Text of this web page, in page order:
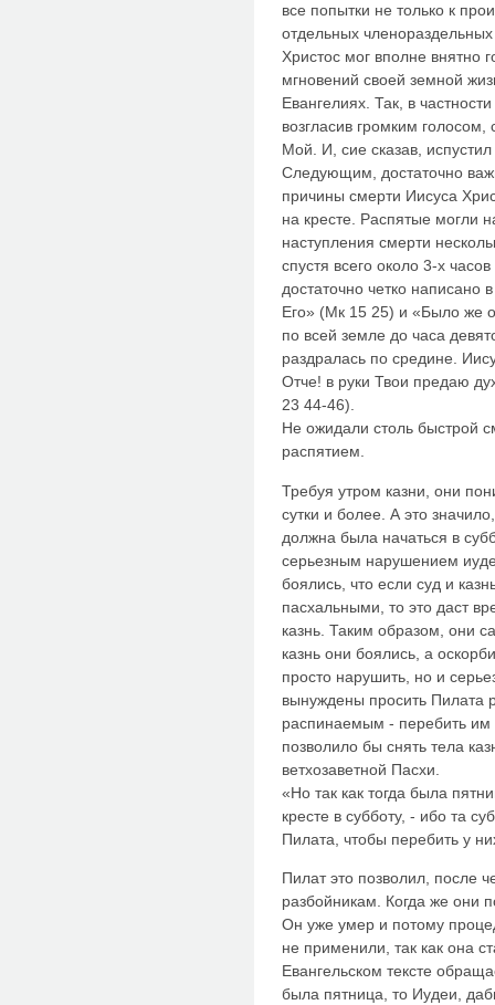
все попытки не только к
отдельных
Христос мог вполне внятно
мгновений своей земной
Евангелиях. Так, в
возгласив громким
Мой. И, сие сказав,
Следующим, достаточно
причины смерти Иисуса
на кресте. Распятые могли
наступления смерти
спустя всего около 3-х
достаточно четко написано
Его» (Мк 15 25) и «Было же
по всей земле до часа
раздралась по средине.
Отче! в руки Твои предаю
23 44-46).
Не ожидали столь быстрой
распятием.
Требуя утром казни, они
сутки и более. А это
должна была начаться в
серьезным нарушением
боялись, что если суд и
пасхальными, то это даст
казнь. Таким образом, они
казнь они боялись, а
просто нарушить, но и
вынуждены просить Пилата
распинаемым - перебить им
позволило бы снять тела
ветхозаветной Пасхи.
«Но так как тогда была
кресте в субботу, - ибо та
Пилата, чтобы перебить у
Пилат это позволил, после
разбойникам. Когда же они
Он уже умер и потому
не применили, так как она
Евангельском тексте
была пятница, то Иудеи,